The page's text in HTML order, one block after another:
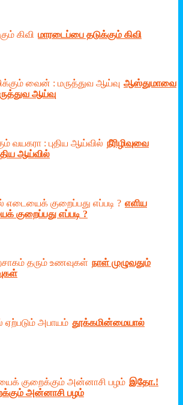
மாரடைப்பை தடுக்கும் கிவி
ஆஸ்துமாவை
ஆய்வு
நீரிழிவுவை
ஆய்வில்
எளிய
குறைப்பது எப்படி ?
நாள் முழுவதும்
தூக்கமின்மையால்
இதோ.!
அன்னாசி பழம்